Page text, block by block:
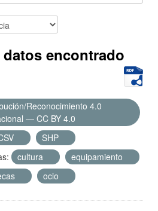
encontrado
Reconocimiento 4.0
— CC BY 4.0
SHP
cultura
equipamiento
ocio